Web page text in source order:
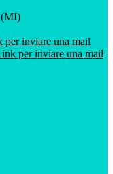
(MI)
per inviare una mail
per inviare una mail